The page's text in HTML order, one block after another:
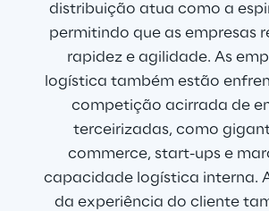
distribuição atua como a
permitindo que as empresas
rapidez e agilidade. As
logística também estão
competição acirrada de
terceirizadas, como
commerce, start-ups e
capacidade logística interna.
da experiência do cliente